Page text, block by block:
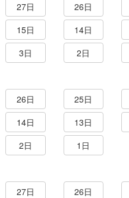
27日 26日
15日 14日
3日 2日
26日 25日
14日 13日
2日 1日
27日 26日